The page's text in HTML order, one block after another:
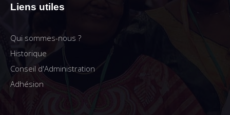
Liens utiles
Qui sommes-nous ?
Historique
Conseil d'Administration
Adhésion